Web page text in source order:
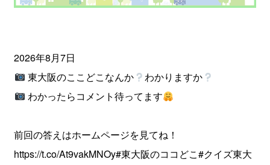
2026年8月7日
東大阪のここどこなんか
わかりますか
わかったらコメント待ってます
前回の答えはホームページを見てね！
https://t.co/At9vakMNOy#東大阪のココどこ#クイズ東大